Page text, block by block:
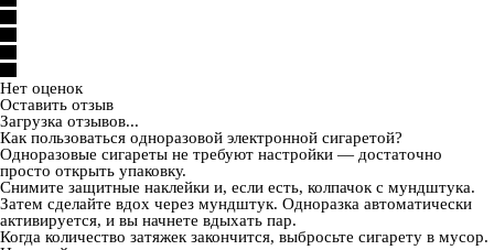
Нет оценок
Оставить отзыв
Загрузка отзывов...
Как пользоваться одноразовой электронной сигаретой?
Одноразовые сигареты не требуют настройки — достаточно
просто открыть упаковку.
Снимите защитные наклейки и, если есть, колпачок с мундштука.
Затем сделайте вдох через мундштук. Одноразка автоматически
активируется, и вы начнете вдыхать пар.
Когда количество затяжек закончится, выбросьте сигарету в мусор.